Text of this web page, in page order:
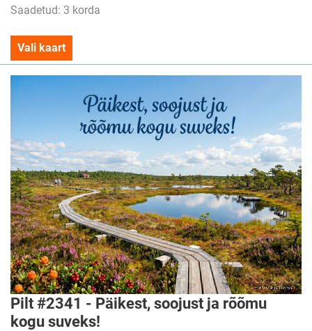
Saadetud: 3 korda
Vali kaart
Pilt #2341 - Päikest, soojust ja rõõmu
kogu suveks!